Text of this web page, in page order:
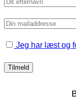
Jeg har læst og